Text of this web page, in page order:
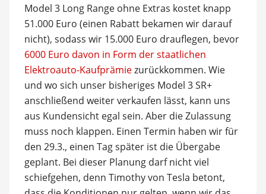
Model 3 Long Range ohne Extras kostet knapp
51.000 Euro (einen Rabatt bekamen wir darauf
nicht), sodass wir 15.000 Euro drauflegen, bevor
6000 Euro davon in Form der staatlichen
Elektroauto-Kaufprämiezurückkommen. Wie
und wo sich unser bisheriges Model 3 SR+
anschließend weiter verkaufen lässt, kann uns
aus Kundensicht egal sein. Aber die Zulassung
muss noch klappen. Einen Termin haben wir für
den 29.3., einen Tag später ist die Übergabe
geplant. Bei dieser Planung darf nicht viel
schiefgehen, denn Timothy von Tesla betont,